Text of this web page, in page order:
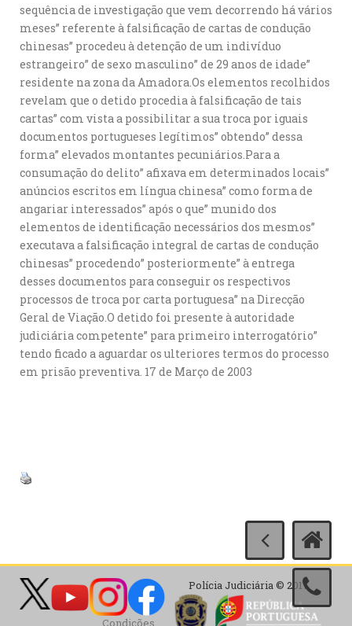
sequência de investigação que vem decorrendo há vários
meses” referente à falsificação de cartas de condução
chinesas” procedeu à detenção de um indivíduo
estrangeiro” de sexo masculino” de 29 anos de idade”
residente na zona da Amadora.Os elementos recolhidos
revelam que o detido procedia à falsificação de tais
cartas” com vista a possibilitar a sua troca por iguais
documentos portugueses legítimos” obtendo” dessa
forma” elevados montantes pecuniários.Para a
consumação do delito” afixava em determinados locais”
anúncios escritos em língua chinesa” como forma de
angariar interessados” após o que” munido dos
elementos de identificação necessários dos mesmos”
executava a falsificação integral de cartas de condução
chinesas” procedendo” posteriormente” à entrega
desses documentos para conseguir os respectivos
processos de troca por carta portuguesa” na Direcção
Geral de Viação.O detido foi presente à autoridade
judiciária competente” para primeiro interrogatório”
tendo ficado a aguardar os ulteriores termos do processo
em prisão preventiva. 17 de Março de 2003
Polícia Judiciária © 2017
Condições